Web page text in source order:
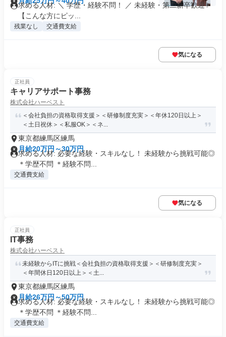
求める人材: ＼ 学歴・経験不問！ ／ 未経験・第二新卒歓迎✨
【こんな方にピッ...
残業なし 交通費支給
気になる
正社員
キャリアサポート事務
株式会社ハーベスト
＜会社負担の資格取得支援＞＜研修制度充実＞＜年休120日以上＞
＜土日祝休＞＜私服OK＞＜ネ...
東京都練馬区練馬
月給20万円～30万円
求める人材: 必要な経験・スキルなし！ 未経験から挑戦可能◎
＊学歴不問 ＊経験不問...
交通費支給
気になる
正社員
IT事務
株式会社ハーベスト
未経験からITに挑戦＜会社負担の資格取得支援＞＜研修制度充実＞
＜年間休日120日以上＞＜土...
東京都練馬区練馬
月給26万円～50万円
求める人材: 必要な経験・スキルなし！ 未経験から挑戦可能◎
＊学歴不問 ＊経験不問...
交通費支給